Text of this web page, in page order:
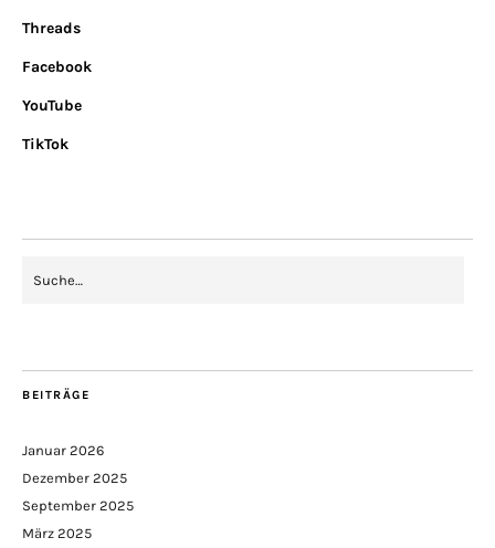
Threads
Facebook
YouTube
TikTok
BEITRÄGE
Januar 2026
Dezember 2025
September 2025
März 2025